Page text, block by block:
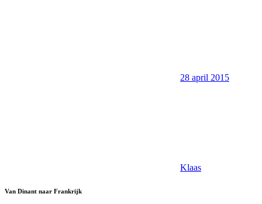
28 april 2015
Klaas
Van Dinant naar Frankrijk